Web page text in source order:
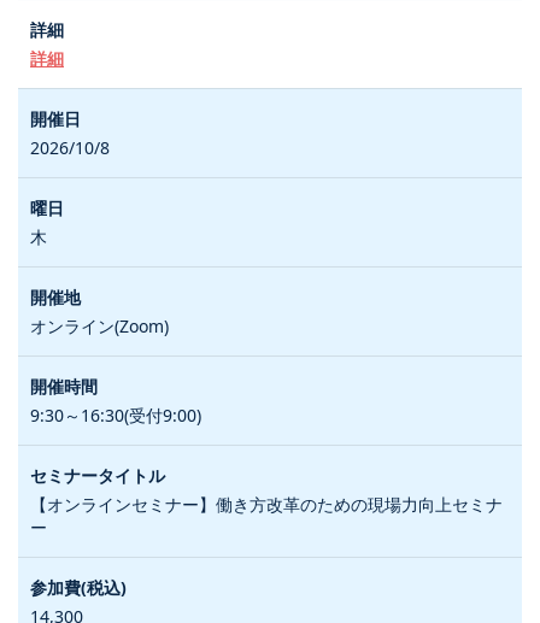
詳細
2026/10/8
木
オンライン(Zoom)
9:30～16:30(受付9:00)
【オンラインセミナー】働き方改革のための現場力向上セミナ
ー
14,300